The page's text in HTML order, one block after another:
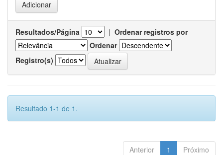
Resultados/Página | Ordenar registros por
Ordenar
Registro(s)
Resultado 1-1 de 1.
Anterior 1 Próximo